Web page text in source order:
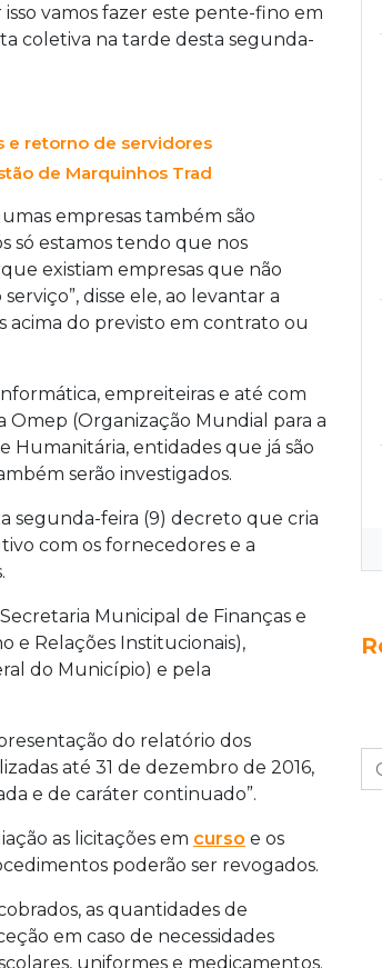
vamos fazer este pente-fino em
coletiva na tarde desta segunda-
e retorno de servidores
de Marquinhos Trad
empresas também são
só estamos tendo que nos
existiam empresas que não
disse ele, ao levantar a
acima do previsto em contrato ou
empreiteiras e até com
Omep (Organização Mundial para a
Humanitária, entidades que já são
serão investigados.
segunda-feira (9) decreto que cria
com os fornecedores e a
Municipal de Finanças e
e Relações Institucionais),
do Município) e pela
do relatório dos
até 31 de dezembro de 2016,
e de caráter continuado”.
as licitações em curso e os
poderão ser revogados.
as quantidades de
em caso de necessidades
uniformes e medicamentos.